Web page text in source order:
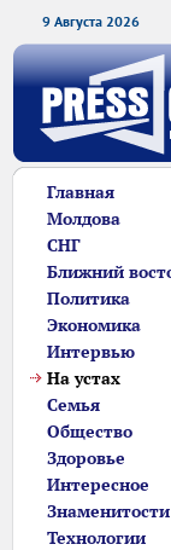
9 Августа 2026
Главная
Молдова
СНГ
Ближний
Политика
Экономика
Интервью
На устах
Семья
Общество
Здоровье
Интересное
Знаменитости
Технологии